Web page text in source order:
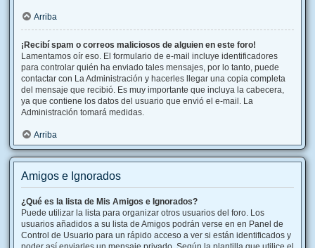
Arriba
¡Recibí spam o correos maliciosos de alguien en este foro!
Lamentamos oír eso. El formulario de e-mail incluye identificadores
para controlar quién ha enviado tales mensajes, por lo tanto, puede
contactar con La Administración y hacerles llegar una copia completa
del mensaje que recibió. Es muy importante que incluya la cabecera,
ya que contiene los datos del usuario que envió el e-mail. La
Administración tomará medidas.
Arriba
Amigos e Ignorados
¿Qué es la lista de Mis Amigos e Ignorados?
Puede utilizar la lista para organizar otros usuarios del foro. Los
usuarios añadidos a su lista de Amigos podrán verse en en Panel de
Control de Usuario para un rápido acceso a ver si están identificados y